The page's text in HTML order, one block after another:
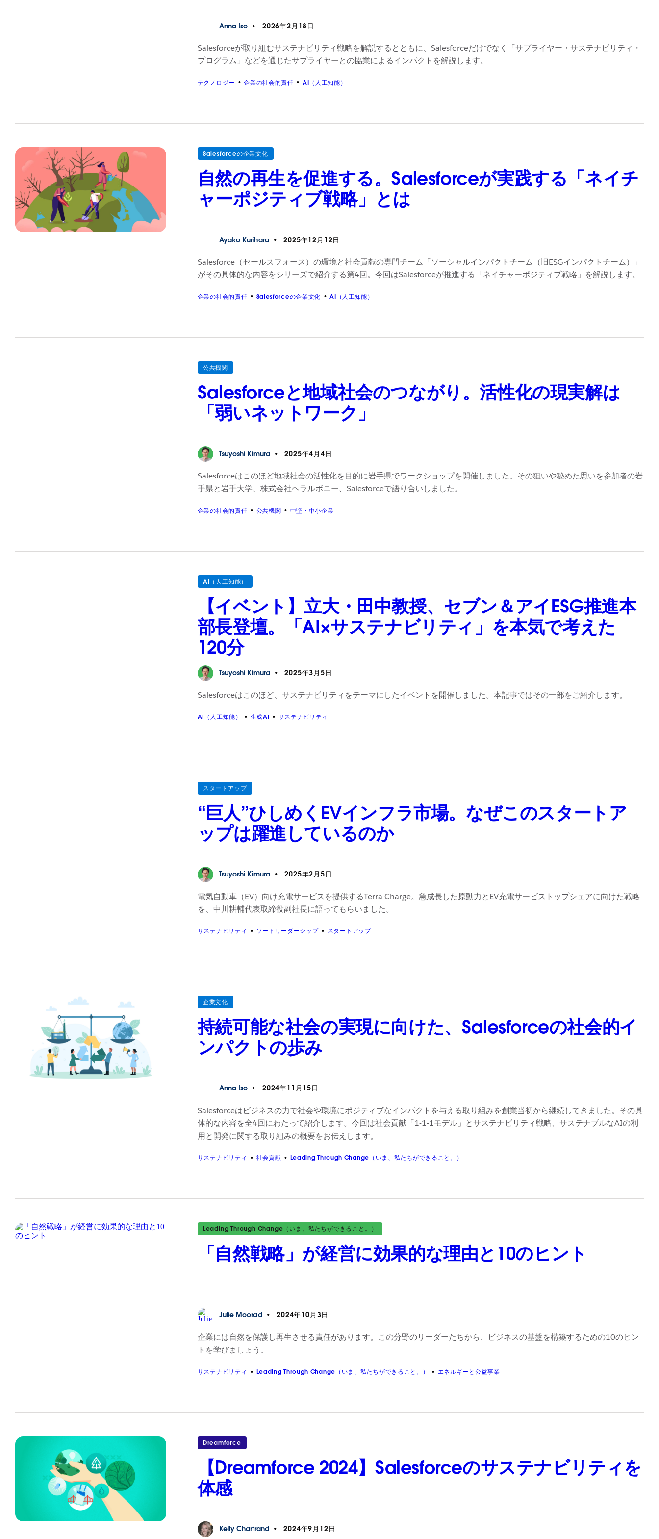
Anna Iso 2026年2月18日
Salesforceが取り組むサステナビリティ戦略を解説するとともに、Salesforceだけでなく「サプライヤー・サステナビリティ・
プログラム」などを通じたサプライヤーとの協業によるインパクトを解説します。
テクノロジー 企業の社会的責任 AI（人工知能）
Salesforceの企業文化
自然の再生を促進する。Salesforceが実践する「ネイチ
ャーポジティブ戦略」とは
Ayako Kurihara 2025年12月12日
Salesforce（セールスフォース）の環境と社会貢献の専門チーム「ソーシャルインパクトチーム（旧ESGインパクトチーム）」
がその具体的な内容をシリーズで紹介する第4回。今回はSalesforceが推進する「ネイチャーポジティブ戦略」を解説します。
企業の社会的責任 Salesforceの企業文化 AI（人工知能）
公共機関
Salesforceと地域社会のつながり。活性化の現実解は
「弱いネットワーク」
Tsuyoshi Kimura 2025年4月4日
Salesforceはこのほど地域社会の活性化を目的に岩手県でワークショップを開催しました。その狙いや秘めた思いを参加者の岩
手県と岩手大学、株式会社ヘラルボニー、Salesforceで語り合いしました。
企業の社会的責任 公共機関 中堅・中小企業
AI（人工知能）
【イベント】立大・田中教授、セブン＆アイESG推進本
部長登壇。「AI×サステナビリティ」を本気で考えた
120分
Tsuyoshi Kimura 2025年3月5日
Salesforceはこのほど、サステナビリティをテーマにしたイベントを開催しました。本記事ではその一部をご紹介します。
AI（人工知能） 生成AI サステナビリティ
スタートアップ
“巨人”ひしめくEVインフラ市場。なぜこのスタートア
ップは躍進しているのか
Tsuyoshi Kimura 2025年2月5日
電気自動車（EV）向け充電サービスを提供するTerra Charge。急成長した原動力とEV充電サービストップシェアに向けた戦略
を、中川耕輔代表取締役副社長に語ってもらいました。
サステナビリティ ソートリーダーシップ スタートアップ
企業文化
持続可能な社会の実現に向けた、Salesforceの社会的イ
ンパクトの歩み
Anna Iso 2024年11月15日
Salesforceはビジネスの力で社会や環境にポジティブなインパクトを与える取り組みを創業当初から継続してきました。その具
体的な内容を全4回にわたって紹介します。今回は社会貢献「1-1-1モデル」とサステナビリティ戦略、サステナブルなAIの利
用と開発に関する取り組みの概要をお伝えします。
サステナビリティ 社会貢献 Leading Through Change（いま、私たちができること。）
Leading Through Change（いま、私たちができること。）
「自然戦略」が経営に効果的な理由と10のヒント
Julie Moorad 2024年10月3日
企業には自然を保護し再生させる責任があります。この分野のリーダーたちから、ビジネスの基盤を構築するための10のヒン
トを学びましょう。
サステナビリティ Leading Through Change（いま、私たちができること。） エネルギーと公益事業
Dreamforce
【Dreamforce 2024】Salesforceのサステナビリティを
体感
Kelly Chartrand 2024年9月12日